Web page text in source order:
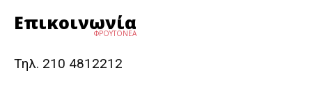
Επικοινωνία
ΦΡΟΥΤΟΝΕΑ
Τηλ. 210 4812212